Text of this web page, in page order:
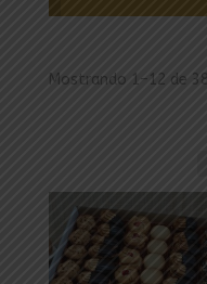
Mostrando 1–12 de